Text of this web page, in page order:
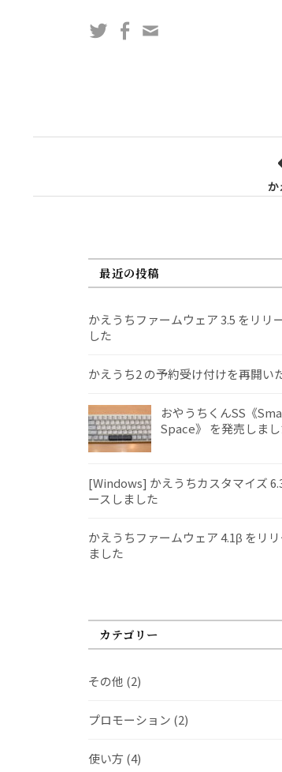
ス
TwitterFacebook
か
最近の投稿
かえうちファームウェア 3.5 をリリ
した
かえうち2 の予約受け付けを再開い
おやうちくんSS《
Space》 を発売しまし
[Windows] かえうちカスタマイズ
ースしました
かえうちファームウェア 4.1β をリ
ました
カテゴリー
その他 (2)
プロモーション (2)
使い方 (4)